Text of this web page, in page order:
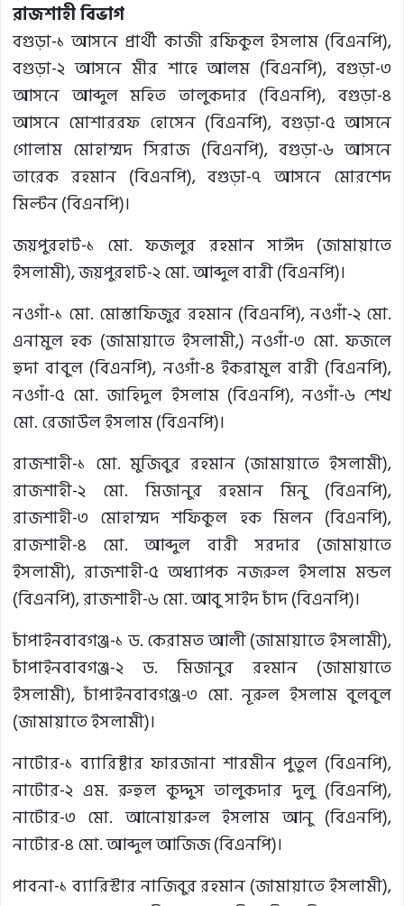
রাজশাহী বিভাগ
বগুড়া-১ আসনে প্রার্থী কাজী রফিকুল ইসলাম (বিএনপি),
বগুড়া-২ আসনে মীর শাহে আলম (বিএনপি), বগুড়া-৩
আসনে আব্দুল মহিত তালুকদার (বিএনপি), বগুড়া-৪
আসনে মোশাররফ হোসেন (বিএনপি), বগুড়া-৫ আসনে
গোলাম মোহাম্মদ সিরাজ (বিএনপি), বগুড়া-৬ আসনে
তারেক রহমান (বিএনপি), বগুড়া-৭ আসনে মোরশেদ
মিল্টন (বিএনপি)।
জয়পুরহাট-১ মো. ফজলুর রহমান সাঈদ (জামায়াতে
ইসলামী), জয়পুরহাট-২ মো. আব্দুল বারী (বিএনপি)।
নওগাঁ-১ মো. মোস্তাফিজুর রহমান (বিএনপি), নওগাঁ-২ মো.
এনামুল হক (জামায়াতে ইসলামী,) নওগাঁ-৩ মো. ফজলে
হুদা বাবুল (বিএনপি), নওগাঁ-৪ ইকরামুল বারী (বিএনপি),
নওগাঁ-৫ মো. জাহিদুল ইসলাম (বিএনপি), নওগাঁ-৬ শেখ
মো. রেজাউল ইসলাম (বিএনপি)।
রাজশাহী-১ মো. মুজিবুর রহমান (জামায়াতে ইসলামী),
রাজশাহী-২ মো. মিজানুর রহমান মিনু (বিএনপি),
রাজশাহী-৩ মোহাম্মদ শফিকুল হক মিলন (বিএনপি),
রাজশাহী-৪ মো. আব্দুল বারী সরদার (জামায়াতে
ইসলামী), রাজশাহী-৫ অধ্যাপক নজরুল ইসলাম মন্ডল
(বিএনপি), রাজশাহী-৬ মো. আবু সাইদ চাঁদ (বিএনপি)।
চাঁপাইনবাবগঞ্জ-১ ড. কেরামত আলী (জামায়াতে ইসলামী),
চাঁপাইনবাবগঞ্জ-২ ড. মিজানুর রহমান (জামায়াতে
ইসলামী), চাঁপাইনবাবগঞ্জ-৩ মো. নূরুল ইসলাম বুলবুল
(জামায়াতে ইসলামী)।
নাটোর-১ ব্যারিষ্টার ফারজানা শারমীন পুতুল (বিএনপি),
নাটোর-২ এম. রুহুল কুদ্দুস তালুকদার দুলু (বিএনপি),
নাটোর-৩ মো. আনোয়ারুল ইসলাম আনু (বিএনপি),
নাটোর-৪ মো. আব্দুল আজিজ (বিএনপি)।
পাবনা-১ ব্যারিস্টার নাজিবুর রহমান (জামায়াতে ইসলামী),